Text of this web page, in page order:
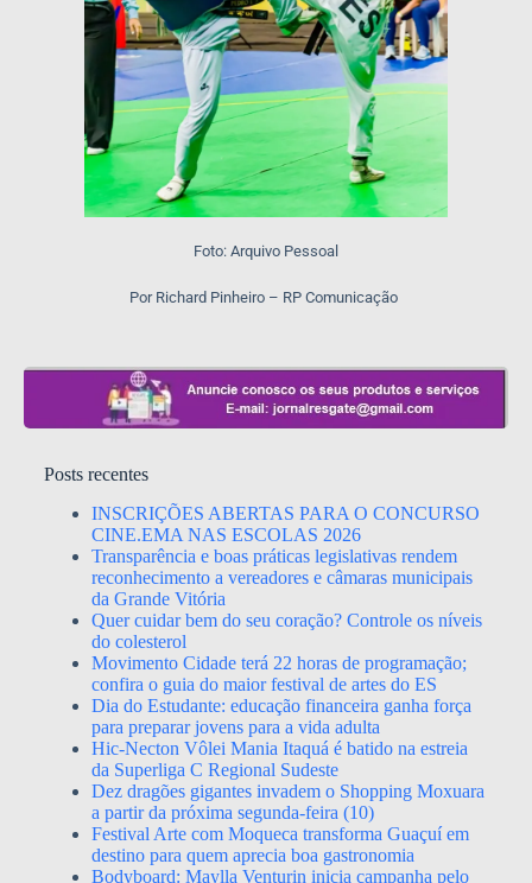
Foto: Arquivo Pessoal
Por Richard Pinheiro – RP Comunicação
Posts recentes
INSCRIÇÕES ABERTAS PARA O CONCURSO
CINE.EMA NAS ESCOLAS 2026
Transparência e boas práticas legislativas rendem
reconhecimento a vereadores e câmaras municipais
da Grande Vitória
Quer cuidar bem do seu coração? Controle os níveis
do colesterol
Movimento Cidade terá 22 horas de programação;
confira o guia do maior festival de artes do ES
Dia do Estudante: educação financeira ganha força
para preparar jovens para a vida adulta
Hic-Necton Vôlei Mania Itaquá é batido na estreia
da Superliga C Regional Sudeste
Dez dragões gigantes invadem o Shopping Moxuara
a partir da próxima segunda-feira (10)
Festival Arte com Moqueca transforma Guaçuí em
destino para quem aprecia boa gastronomia
Bodyboard: Maylla Venturin inicia campanha pelo